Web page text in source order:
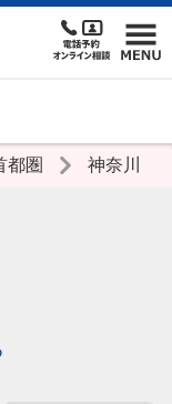
都圏 神奈川